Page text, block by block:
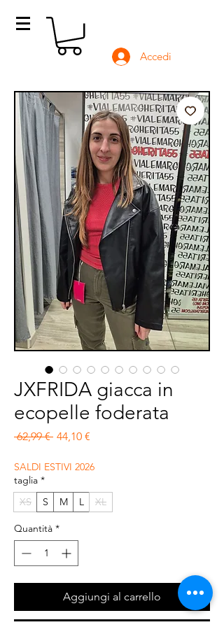
Accedi
JXFRIDA giacca in
ecopelle foderata
62,99 € Prezzo regolare
44,10 €
SALDI ESTIVI 2026
taglia *
XS
S M L XL
Quantità *
Aggiungi al carrello